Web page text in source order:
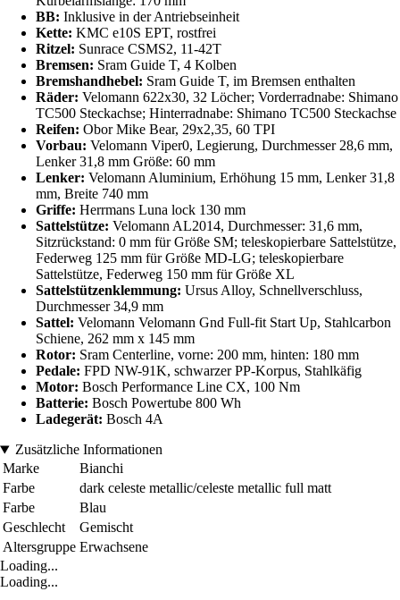
BB: Inklusive in der Antriebseinheit
Kette: KMC e10S EPT, rostfrei
Ritzel: Sunrace CSMS2, 11-42T
Bremsen: Sram Guide T, 4 Kolben
Bremshandhebel: Sram Guide T, im Bremsen enthalten
Räder: Velomann 622x30, 32 Löcher; Vorderradnabe: Shimano
TC500 Steckachse; Hinterradnabe: Shimano TC500 Steckachse
Reifen: Obor Mike Bear, 29x2,35, 60 TPI
Vorbau: Velomann Viper0, Legierung, Durchmesser 28,6 mm,
Lenker 31,8 mm Größe: 60 mm
Lenker: Velomann Aluminium, Erhöhung 15 mm, Lenker 31,8
mm, Breite 740 mm
Griffe: Herrmans Luna lock 130 mm
Sattelstütze: Velomann AL2014, Durchmesser: 31,6 mm,
Sitzrückstand: 0 mm für Größe SM; teleskopierbare Sattelstütze,
Federweg 125 mm für Größe MD-LG; teleskopierbare
Sattelstütze, Federweg 150 mm für Größe XL
Sattelstützenklemmung: Ursus Alloy, Schnellverschluss,
Durchmesser 34,9 mm
Sattel: Velomann Velomann Gnd Full-fit Start Up, Stahlcarbon
Schiene, 262 mm x 145 mm
Rotor: Sram Centerline, vorne: 200 mm, hinten: 180 mm
Pedale: FPD NW-91K, schwarzer PP-Korpus, Stahlkäfig
Motor: Bosch Performance Line CX, 100 Nm
Batterie: Bosch Powertube 800 Wh
Ladegerät: Bosch 4A
Zusätzliche Informationen
Marke
Bianchi
Farbe
dark celeste metallic/celeste metallic full matt
Farbe
Blau
Geschlecht
Gemischt
Altersgruppe Erwachsene
Loading...
Loading...